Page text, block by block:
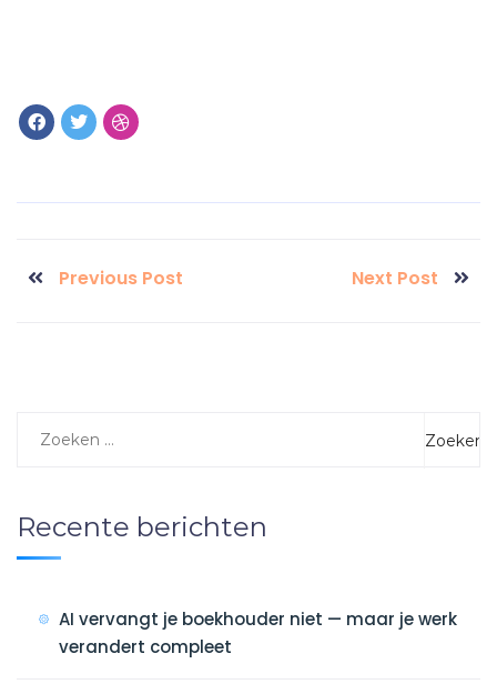
Previous Post Next Post
Recente berichten
AI vervangt je boekhouder niet — maar je werk
verandert compleet